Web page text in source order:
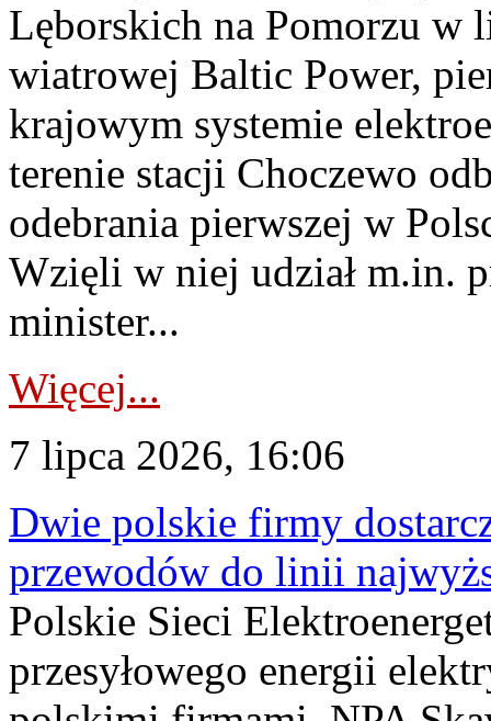
Lęborskich na Pomorzu w
wiatrowej Baltic Power,
krajowym systemie
terenie stacji Choczewo
odebrania pierwszej w
Wzięli w niej udział m.in.
minister...
Więcej...
7 lipca 2026, 16:06
Dwie polskie firmy
przewodów do linii
Polskie Sieci
przesyłowego energii